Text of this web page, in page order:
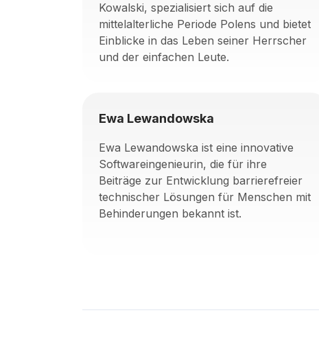
Kowalski, spezialisiert sich auf die
mittelalterliche Periode Polens und bietet
Einblicke in das Leben seiner Herrscher
und der einfachen Leute.
Ewa Lewandowska
Ewa Lewandowska ist eine innovative
Softwareingenieurin, die für ihre
Beiträge zur Entwicklung barrierefreier
technischer Lösungen für Menschen mit
Behinderungen bekannt ist.